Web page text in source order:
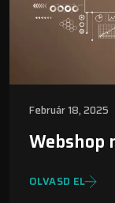
Február 18, 2025
OLVASD EL